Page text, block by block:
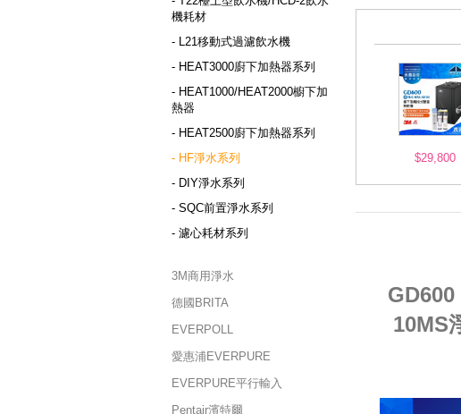
機耗材
- L21移動式過濾飲水機
- HEAT3000廚下加熱器系列
- HEAT1000/HEAT2000櫥下加
熱器
- HEAT2500廚下加熱器系列
- HF淨水系列
- DIY淨水系列
- SQC前置淨水系列
- 濾心耗材系列
3M商用淨水
德國BRITA
EVERPOLL
愛惠浦EVERPURE
EVERPURE平行輸入
Pentair濱特爾
$29,800
10MS